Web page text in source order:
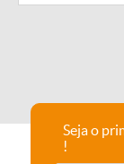
Seja o
!